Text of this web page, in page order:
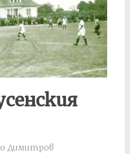
Димитров